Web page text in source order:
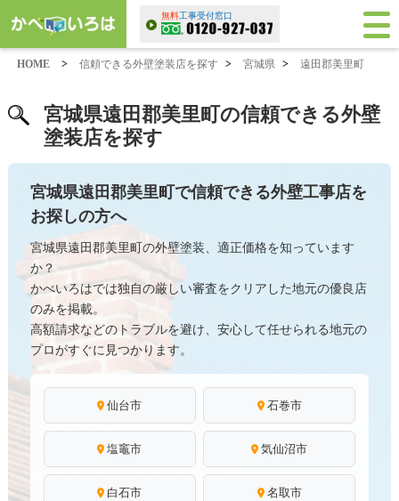
無料工事受付窓口
HOME > 信頼できる外壁塗装店を探す > 宮城県 > 遠田郡美里町
宮城県遠田郡美里町の信頼できる外壁
塗装店を探す
宮城県遠田郡美里町で信頼できる外壁工事店を
お探しの方へ
宮城県遠田郡美里町の外壁塗装、適正価格を知っています
か？
かべいろはでは独自の厳しい審査をクリアした地元の優良店
のみを掲載。
高額請求などのトラブルを避け、安心して任せられる地元の
プロがすぐに見つかります。
仙台市 石巻市
塩竈市 気仙沼市
白石市 名取市